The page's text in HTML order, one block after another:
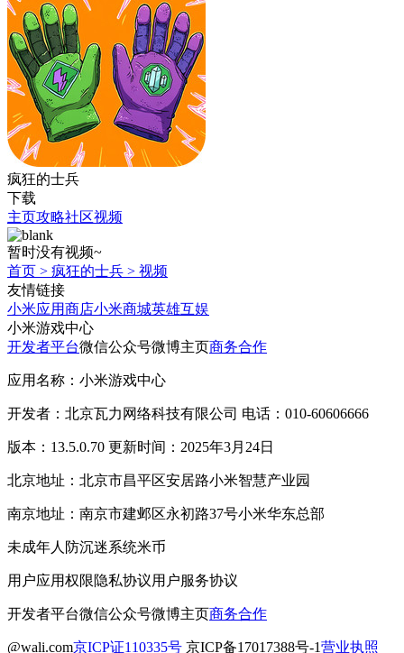
疯狂的士兵
下载
主页攻略社区视频
暂时没有视频~
首页 > 疯狂的士兵 > 视频
友情链接
小米应用商店小米商城英雄互娱
小米游戏中心
开发者平台微信公众号微博主页商务合作
应用名称：小米游戏中心
开发者：北京瓦力网络科技有限公司 电话：010-60606666
版本：13.5.0.70 更新时间：2025年3月24日
北京地址：北京市昌平区安居路小米智慧产业园
南京地址：南京市建邺区永初路37号小米华东总部
未成年人防沉迷系统米币
用户应用权限隐私协议用户服务协议
开发者平台微信公众号微博主页商务合作
@wali.com京ICP证110335号 京ICP备17017388号-1营业执照